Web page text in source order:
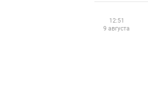
12:51
9 августа